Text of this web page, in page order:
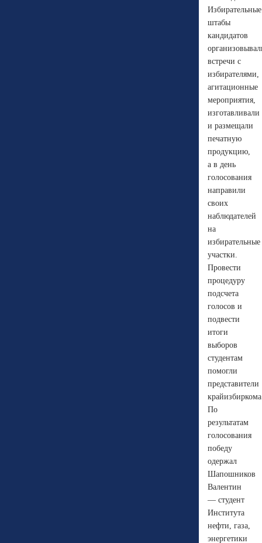
Избирательные
штабы
кандидатов
встречи с
избирателями,
агитационные
мероприятия,
изготавливали
и размещали
печатную
продукцию,
а в день
голосования
направили
своих
наблюдателей
на
избирательные
участки.
Провести
процедуру
подсчета
голосов и
подвести
итоги
выборов
студентам
помогли
представители
По
результатам
голосования
победу
одержал
Шапошников
Валентин
— студент
Института
нефти, газа,
энергетики